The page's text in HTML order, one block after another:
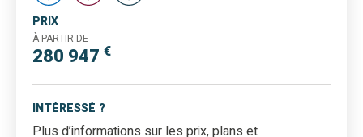
PRIX
À PARTIR DE
280 947 €
INTÉRESSÉ ?
Plus d’informations sur les prix, plans et